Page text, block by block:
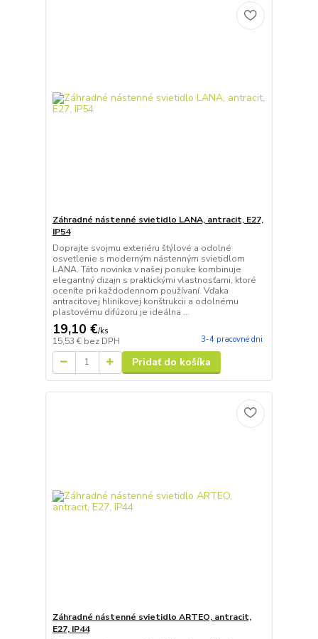
Záhradné nástenné svietidlo LANA, antracit, E27,
IP54
Doprajte svojmu exteriéru štýlové a odolné
osvetlenie s moderným nástenným svietidlom
LANA. Táto novinka v našej ponuke kombinuje
elegantný dizajn s praktickými vlastnosťami, ktoré
oceníte pri každodennom používaní. Vďaka
antracitovej hliníkovej konštrukcii a odolnému
plastovému difúzoru je ideálna ...
19,10 €/ks
15,53 € bez DPH 3-4 pracovné dni
Pridať do košíka
Záhradné nástenné svietidlo ARTEO, antracit,
E27, IP44